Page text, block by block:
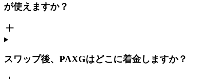
が使えますか？
スワップ後、PAXGはどこに着金しますか？